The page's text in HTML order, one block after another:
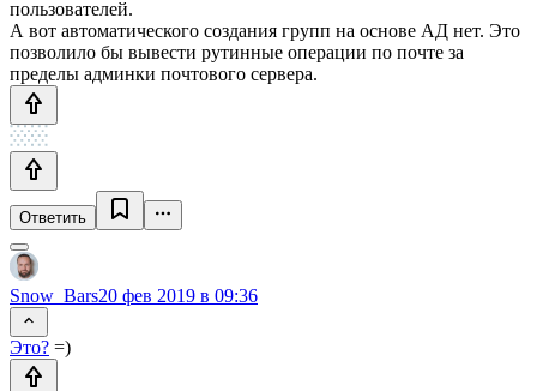
пользователей.
А вот автоматического создания групп на основе АД нет. Это
позволило бы вывести рутинные операции по почте за
пределы админки почтового сервера.
Ответить
Snow_Bars20 фев 2019 в 09:36
Это? =)